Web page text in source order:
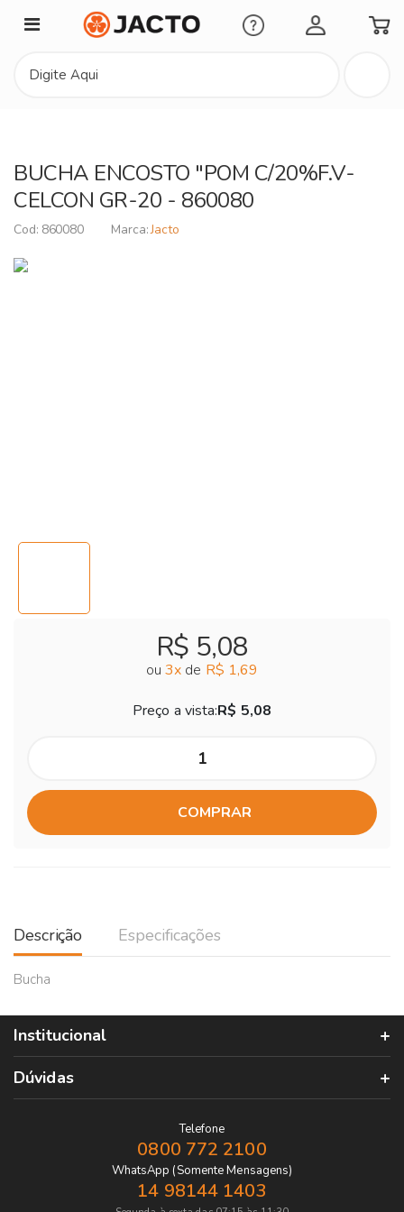
Minha Conta
BUCHA ENCOSTO "POM C/20%F.V-
CELCON GR-20 - 860080
860080 Jacto
R$ 5,08
ou 3x de R$ 1,69
Preço a vista:R$ 5,08
COMPRAR
Descrição Especificações
Bucha
Institucional
Dúvidas
Telefone
0800 772 2100
WhatsApp (Somente Mensagens)
14 98144 1403